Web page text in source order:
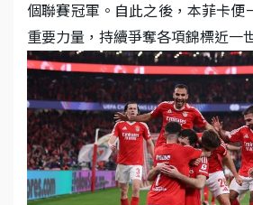
個聯賽冠軍。自此之後，本菲卡便
重要力量，持續爭奪各項錦標近一